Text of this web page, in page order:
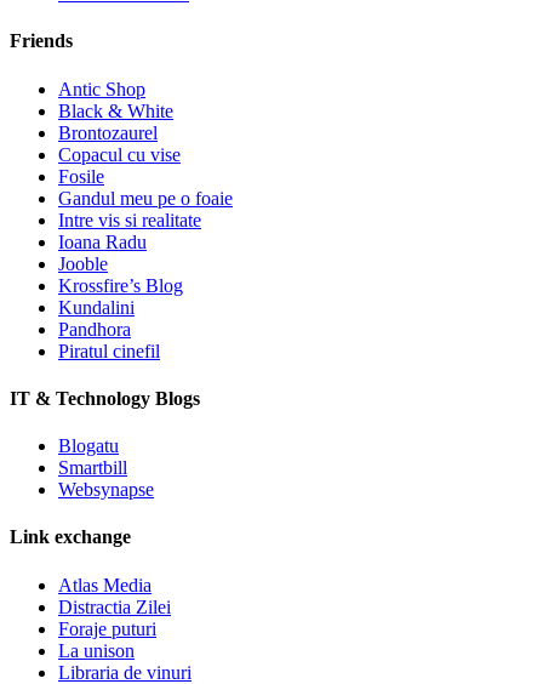
Friends
Antic Shop
Black & White
Brontozaurel
Copacul cu vise
Fosile
Gandul meu pe o foaie
Intre vis si realitate
Ioana Radu
Jooble
Krossfire’s Blog
Kundalini
Pandhora
Piratul cinefil
IT & Technology Blogs
Blogatu
Smartbill
Websynapse
Link exchange
Atlas Media
Distractia Zilei
Foraje puturi
La unison
Libraria de vinuri